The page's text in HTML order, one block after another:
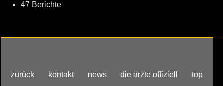
47 Berichte
zurück kontakt news die ärzte offiziell top